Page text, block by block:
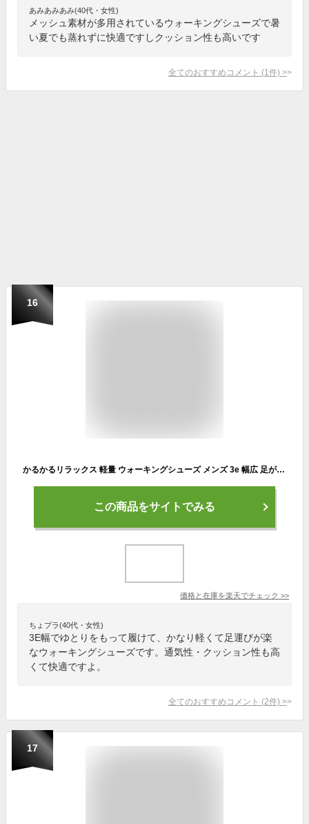
あみあみあみ(40代・女性)
メッシュ素材が多用されているウォーキングシューズで暑
い夏でも蒸れずに快適ですしクッション性も高いです
全てのおすすめコメント (1 件) >
16
かるかるリラックス 軽量 ウォーキングシューズ メンズ 3e 幅広 足が痛くならない 靴 スリッポン メンズ スニーカー 軽い 歩きやすい 疲れない 履きやすい かかとが踏める 大きいサイズ スポーツ コンフォートシューズ 黒
この商品をサイトでみる
価格と在庫を楽天でチェック >>
ちょプラ(40代・女性)
3E幅でゆとりをもって履けて、かなり軽くて足運びが楽
なウォーキングシューズです。通気性・クッション性も高
くて快適ですよ。
全てのおすすめコメント (2件) >
17